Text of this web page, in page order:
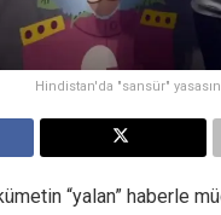
Hindistan'da "sansür"
“yalan” haberle